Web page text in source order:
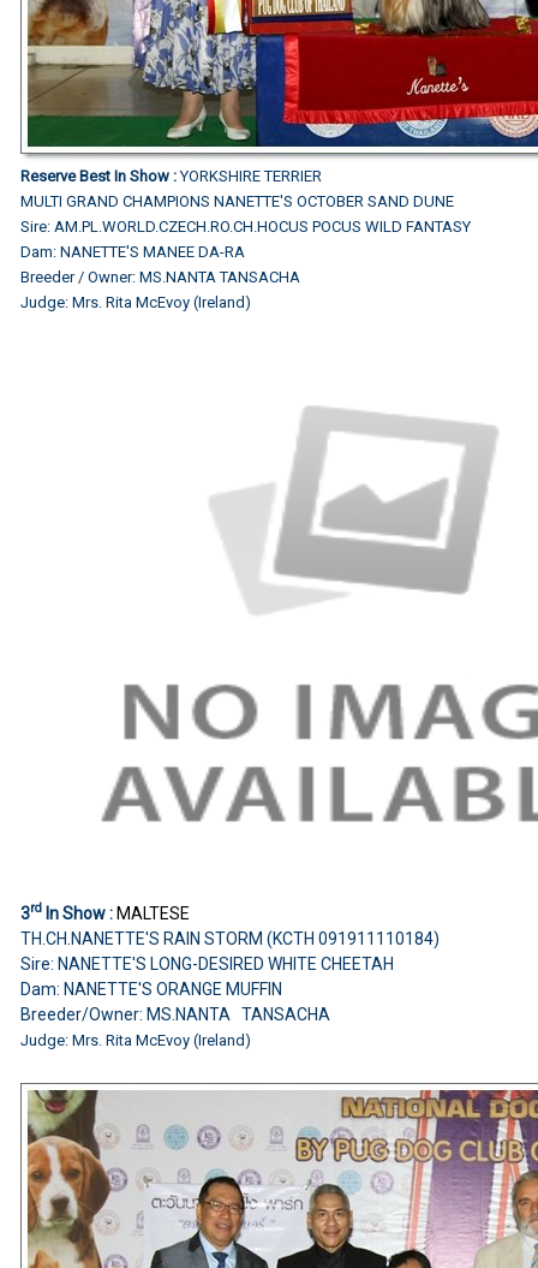
Reserve Best In Show :YORKSHIRE TERRIER
MULTI GRAND CHAMPIONS NANETTE'S OCTOBER SAND DUNE
Sire: AM.PL.WORLD.CZECH.RO.CH.HOCUS POCUS WILD FANTASY
Dam: NANETTE'S MANEE DA-RA
Breeder / Owner: MS.NANTA TANSACHA
Judge: Mrs. Rita McEvoy (Ireland)
3rd In Show :MALTESE
TH.CH.NANETTE'S RAIN STORM (KCTH 091911110184)
Sire: NANETTE'S LONG-DESIRED WHITE CHEETAH
Dam: NANETTE'S ORANGE MUFFIN
Breeder/Owner: MS.NANTA TANSACHA
Judge: Mrs. Rita McEvoy (Ireland)